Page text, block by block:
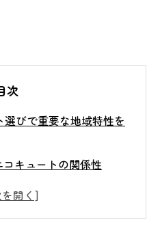
次
びで重要な地域特性を
キュートの関係性
たエコキュートの選択ポ